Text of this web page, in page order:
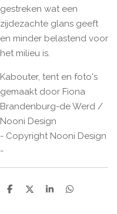
gestreken wat een
zijdezachte glans geeft
en minder belastend voor
het milieu is.
Kabouter, tent en foto's
gemaakt door Fiona
Brandenburg-de Werd /
Nooni Design
- Copyright Nooni Design
-
D
D
S
D